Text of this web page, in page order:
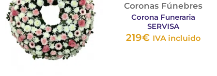
múltiples
variantes.
Las
Coronas Fúnebres
Corona Funeraria
SERVISA
219€ IVA incluido